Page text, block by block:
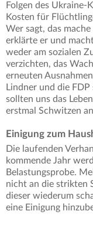
Folgen des Ukraine-
Kosten für
Wer sagt, das
erklärte er und
weder am sozialen
verzichten, das
erneuten
Lindner und die
sollten uns das
erstmal Schwitzen
Einigung zum
Die laufenden
kommende Jahr
Belastungsprobe.
nicht an die strikten
dieser wiederum
eine Einigung